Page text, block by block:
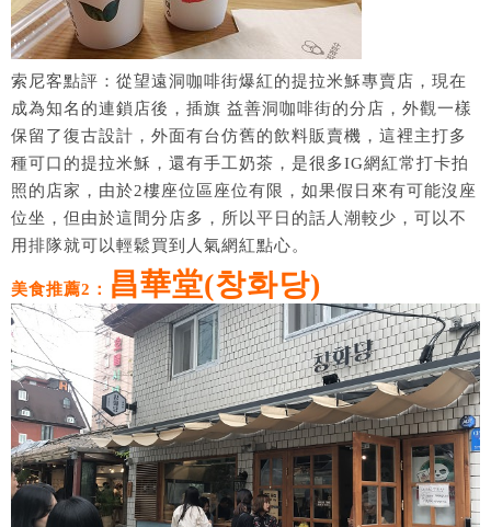
索尼客點評：從望遠洞咖啡街爆紅的提拉米穌專賣店，現在
成為知名的連鎖店後，插旗 益善洞咖啡街的分店，外觀一樣
保留了復古設計，外面有台仿舊的飲料販賣機，這裡主打多
種可口的提拉米穌，還有手工奶茶，是很多IG網紅常打卡拍
照的店家，由於2樓座位區座位有限，如果假日來有可能沒座
位坐，但由於這間分店多，所以平日的話人潮較少，可以不
用排隊就可以輕鬆買到人氣網紅點心。
美食推薦2： 昌華堂(창화당)